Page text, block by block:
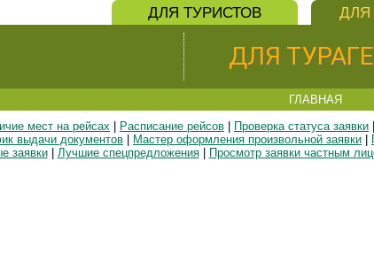
ДЛЯ ТУРИСТОВ ДЛЯ
ДЛЯ
ГЛАВНАЯ
мест на рейсах Расписание рейсов Проверка статуса заявки
выдачи документов Мастер оформления произвольной заявки
заявки| Лучшие спецпредложения| Просмотр заявки частным